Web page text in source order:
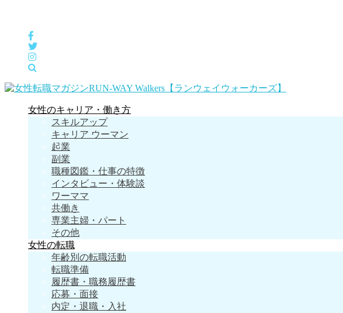
女性のキャリア・働き方
スキルアップ
キャリア ウーマン
起業
副業
職種図鑑・仕事の特徴
インタビュー・体験談
ワーママ
共働き
専業主婦・パート
その他
女性の転職
年齢別の転職活動
転職準備
履歴書・職務履歴書
応募・面接
内定・退職・入社